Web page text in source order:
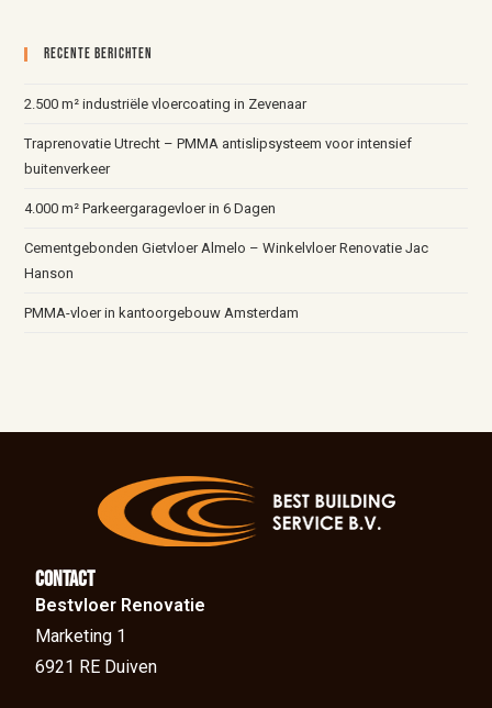
Recente Berichten
2.500 m² industriële vloercoating in Zevenaar
Traprenovatie Utrecht – PMMA antislipsysteem voor intensief
buitenverkeer
4.000 m² Parkeergaragevloer in 6 Dagen
Cementgebonden Gietvloer Almelo – Winkelvloer Renovatie Jac
Hanson
PMMA-vloer in kantoorgebouw Amsterdam
Contact
Bestvloer Renovatie
Marketing 1
6921 RE Duiven